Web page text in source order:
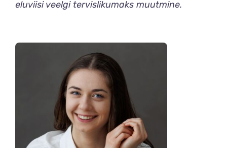
eluviisi veelgi tervislikumaks muutmine.